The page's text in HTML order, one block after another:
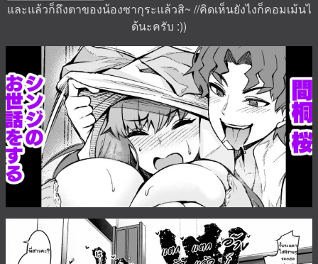
และแล้วก็ถึงตาของน้องซากุระแล้วสิ~ //คิดเห็นยังไงก็คอมเม้นไ
ด้นะครับ :))